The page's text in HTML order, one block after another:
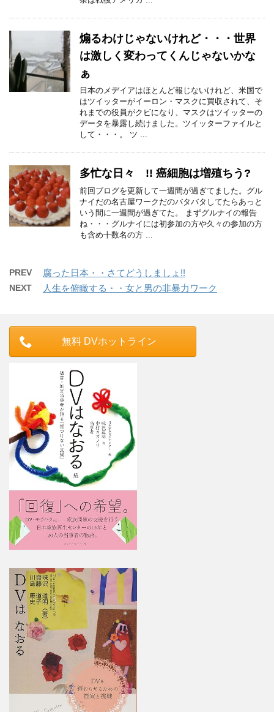
煽るわけじゃないけれど・・・世界
は激しく変わってくんじゃないかな
ぁ
日本のメデイアはほとんど報じないけれど、米国で
はツイッターがイーロン・マスクに買収されて、そ
れまでの役員がクビになり、マスクはツイッターの
データを暴露し続けました。ツイッターファイルと
して・・・。 ツ ...
多忙な日々 !! 癌細胞は増殖ちう?
前回ブログを更新して一週間が過ぎてました。グル
ナイだの名古屋ワークだのバタバタしてたらあっと
いう間に一週間が過ぎてた。 まずグルナイの報告
ね・・・グルナイには初参加の方や久々の参加の方
も含め十数名の方 ...
PREV 腐った日本・・さてどうしましょ!!
NEXT 人生を俯瞰する・・女と男の非暴力ワーク
無料 DVホットライン